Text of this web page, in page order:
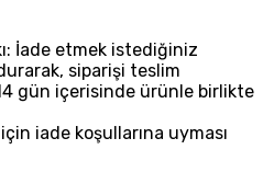
İade etmek istediğiniz
siparişi teslim
gün içerisinde ürünle birlikte
iade koşullarına uyması